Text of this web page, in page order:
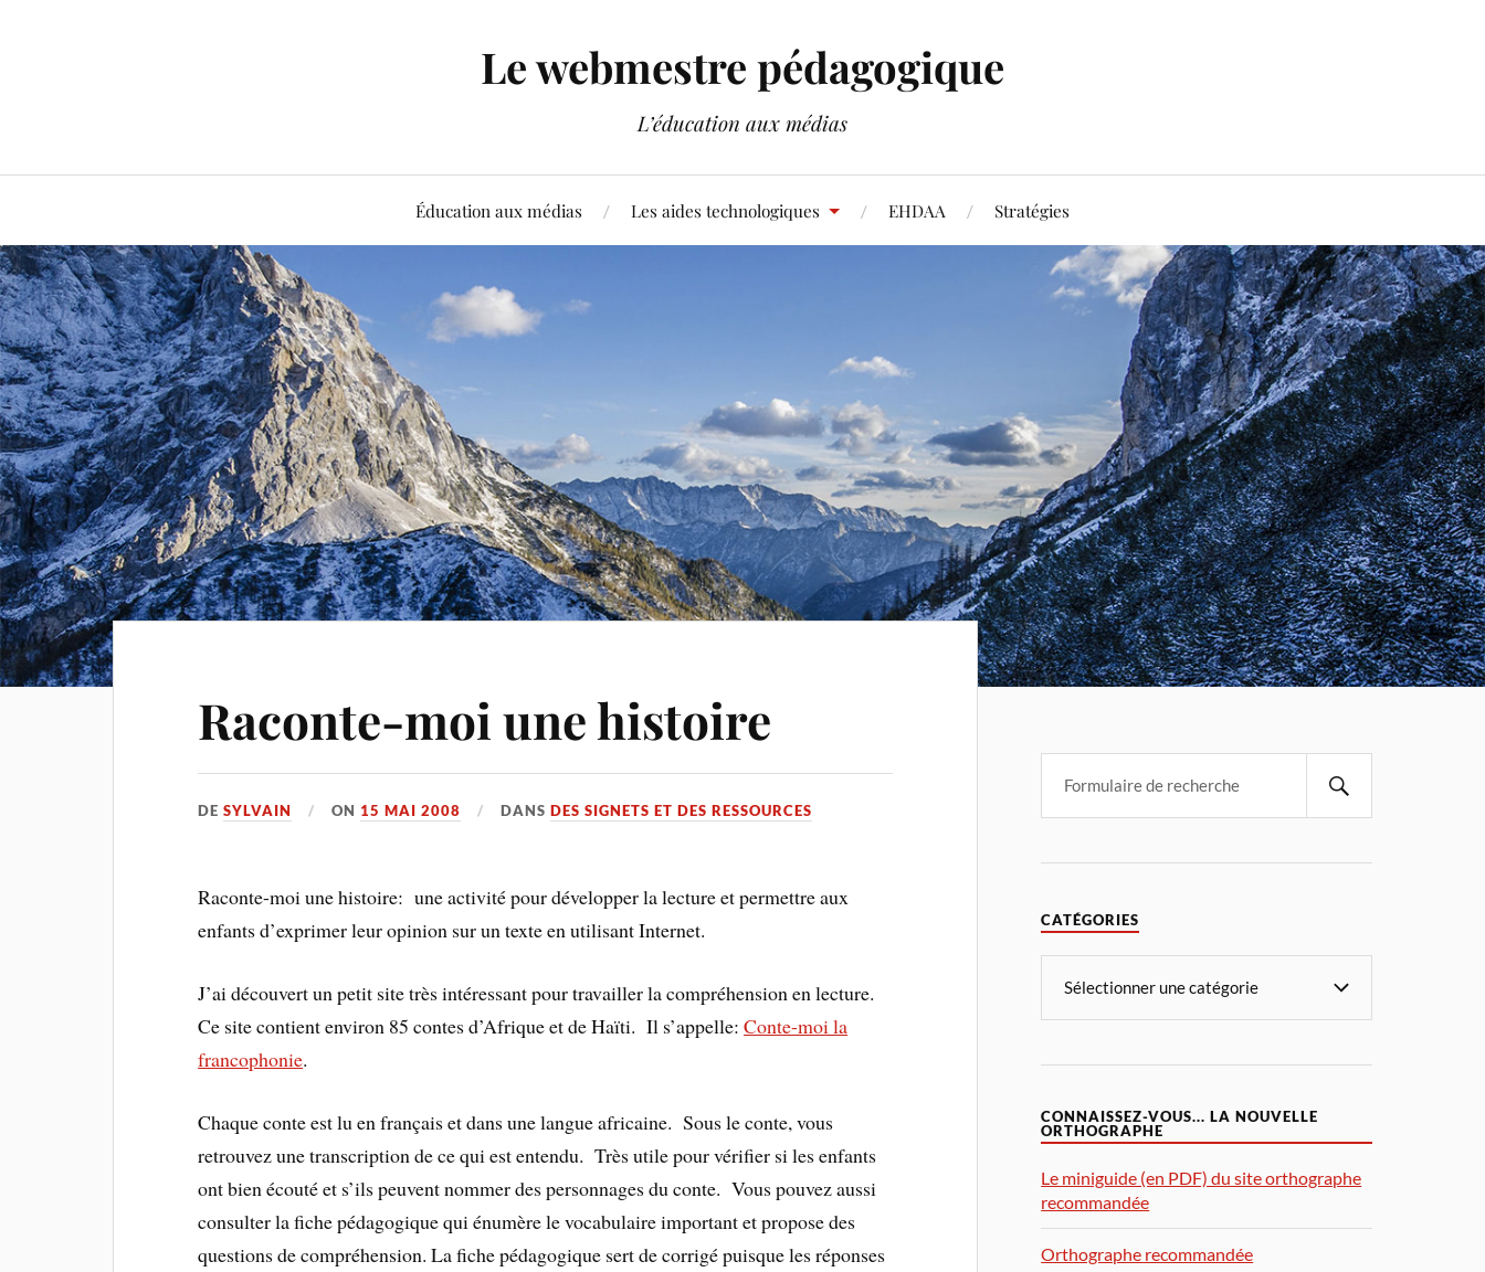
Le webmestre pédagogique
L’éducation aux médias
Éducation aux médias Les aides technologiques EHDAA Stratégies
Raconte-moi une histoire
DESYLVAIN ON 15 MAI 2008 DANSDES SIGNETS ET DES RESSOURCES
Raconte-moi une histoire: une activité pour développer la lecture et permettre aux
enfants d’exprimer leur opinion sur un texte en utilisant Internet.
J’ai découvert un petit site très intéressant pour travailler la compréhension en lecture.
Ce site contient environ 85 contes d’Afrique et de Haïti. Il s’appelle:Conte-moi la
francophonie.
Chaque conte est lu en français et dans une langue africaine. Sous le conte, vous
retrouvez une transcription de ce qui est entendu. Très utile pour vérifier si les enfants
ont bien écouté et s’ils peuvent nommer des personnages du conte. Vous pouvez aussi
consulter la fiche pédagogique qui énumère le vocabulaire important et propose des
questions de compréhension. La fiche pédagogique sert de corrigé puisque les réponses
CATÉGORIES
CONNAISSEZ-VOUS... LA NOUVELLE
ORTHOGRAPHE
Le miniguide (en PDF) du site orthographe
recommandée
Orthographe recommandée